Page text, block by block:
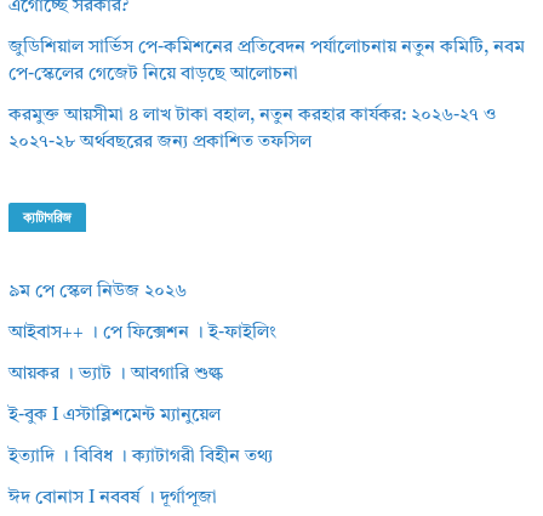
এগোচ্ছে সরকার?
জুডিশিয়াল সার্ভিস পে-কমিশনের প্রতিবেদন পর্যালোচনায় নতুন কমিটি, নবম
পে-স্কেলের গেজেট নিয়ে বাড়ছে আলোচনা
করমুক্ত আয়সীমা ৪ লাখ টাকা বহাল, নতুন করহার কার্যকর: ২০২৬-২৭ ও
২০২৭-২৮ অর্থবছরের জন্য প্রকাশিত তফসিল
ক্যাটাগরিজ
৯ম পে স্কেল নিউজ ২০২৬
আইবাস++ । পে ফিক্সেশন । ই-ফাইলিং
আয়কর । ভ্যাট । আবগারি শুল্ক
ই-বুক I এস্টাব্লিশমেন্ট ম্যানুয়েল
ইত্যাদি । বিবিধ । ক্যাটাগরী বিহীন তথ্য
ঈদ বোনাস I নববর্ষ । দূর্গাপূজা